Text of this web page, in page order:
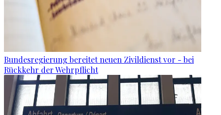
Bundesregierung bereitet neuen Zivildienst vor - bei
Rückkehr der Wehrpflicht